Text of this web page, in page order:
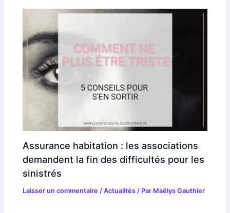
Assurance habitation : les associations
demandent la fin des difficultés pour les
sinistrés
Laisser un commentaire /Actualités / Par Maëlys Gauthier